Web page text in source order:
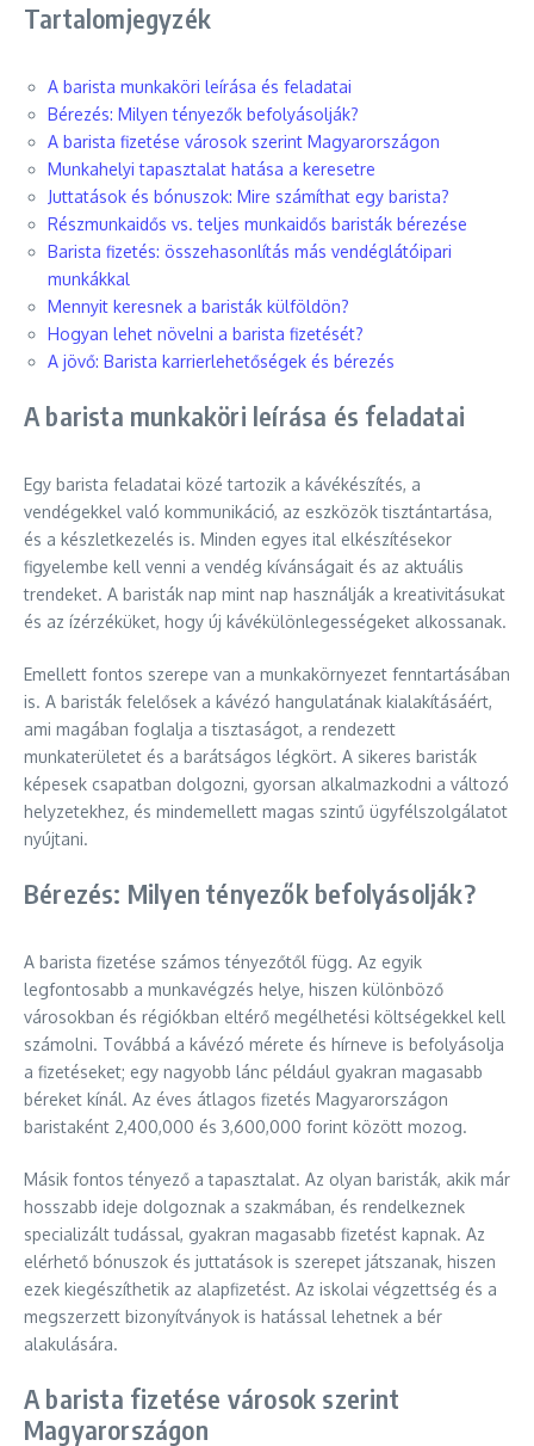
Tartalomjegyzék
A barista munkaköri leírása és feladatai
Bérezés: Milyen tényezők befolyásolják?
A barista fizetése városok szerint Magyarországon
Munkahelyi tapasztalat hatása a keresetre
Juttatások és bónuszok: Mire számíthat egy barista?
Részmunkaidős vs. teljes munkaidős baristák bérezése
Barista fizetés: összehasonlítás más vendéglátóipari
munkákkal
Mennyit keresnek a baristák külföldön?
Hogyan lehet növelni a barista fizetését?
A jövő: Barista karrierlehetőségek és bérezés
A barista munkaköri leírása és feladatai
Egy barista feladatai közé tartozik a kávékészítés, a
vendégekkel való kommunikáció, az eszközök tisztántartása,
és a készletkezelés is. Minden egyes ital elkészítésekor
figyelembe kell venni a vendég kívánságait és az aktuális
trendeket. A baristák nap mint nap használják a kreativitásukat
és az ízérzéküket, hogy új kávékülönlegességeket alkossanak.
Emellett fontos szerepe van a munkakörnyezet fenntartásában
is. A baristák felelősek a kávézó hangulatának kialakításáért,
ami magában foglalja a tisztaságot, a rendezett
munkaterületet és a barátságos légkört. A sikeres baristák
képesek csapatban dolgozni, gyorsan alkalmazkodni a változó
helyzetekhez, és mindemellett magas szintű ügyfélszolgálatot
nyújtani.
Bérezés: Milyen tényezők befolyásolják?
A barista fizetése számos tényezőtől függ. Az egyik
legfontosabb a munkavégzés helye, hiszen különböző
városokban és régiókban eltérő megélhetési költségekkel kell
számolni. Továbbá a kávézó mérete és hírneve is befolyásolja
a fizetéseket; egy nagyobb lánc például gyakran magasabb
béreket kínál. Az éves átlagos fizetés Magyarországon
baristaként 2,400,000 és 3,600,000 forint között mozog.
Másik fontos tényező a tapasztalat. Az olyan baristák, akik már
hosszabb ideje dolgoznak a szakmában, és rendelkeznek
specializált tudással, gyakran magasabb fizetést kapnak. Az
elérhető bónuszok és juttatások is szerepet játszanak, hiszen
ezek kiegészíthetik az alapfizetést. Az iskolai végzettség és a
megszerzett bizonyítványok is hatással lehetnek a bér
alakulására.
A barista fizetése városok szerint
Magyarországon